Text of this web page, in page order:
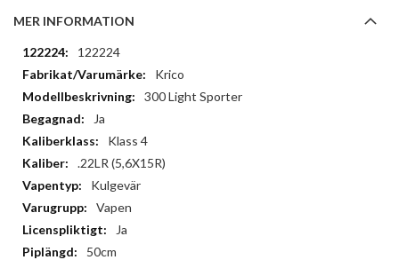
MER INFORMATION
Mer
information
122224
Krico
300 Light Sporter
Ja
Klass 4
.22LR (5,6X15R)
Kulgevär
Vapen
Ja
50cm